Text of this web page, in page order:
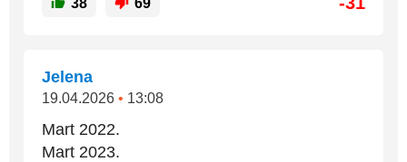
Jelena
19.04.2026 • 13:08
Mart 2022.
Mart 2023.